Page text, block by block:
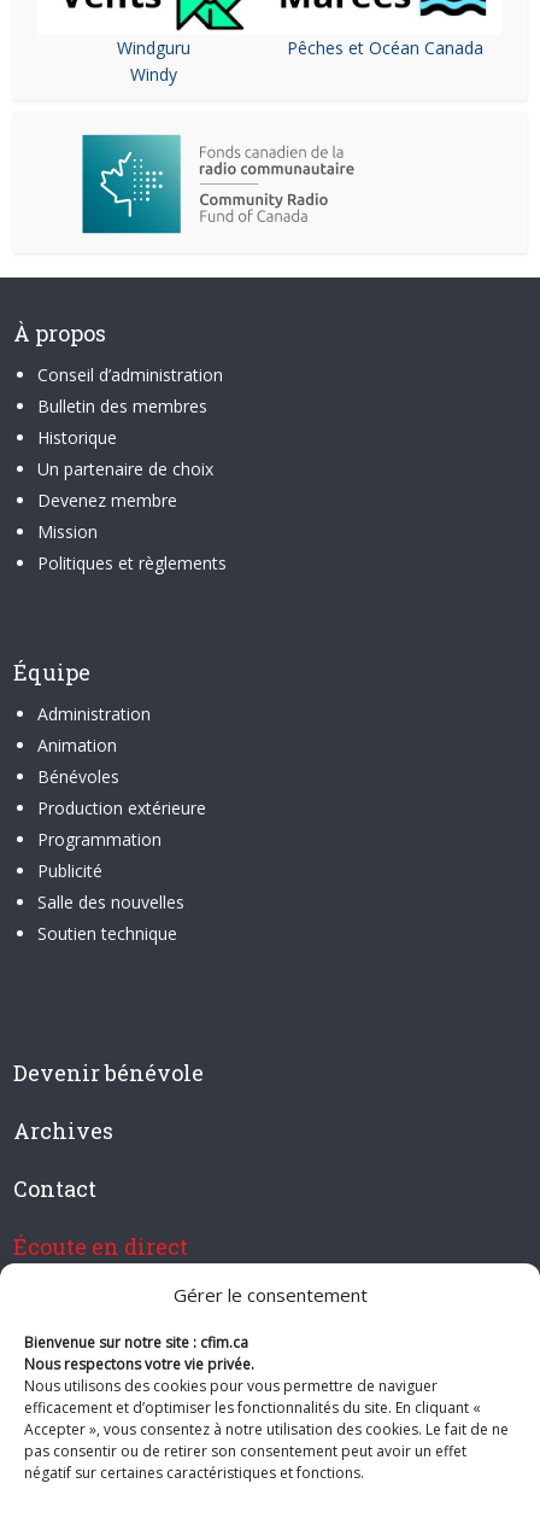
Gérer le consentement
Bienvenue sur notre site : cfim.ca
Nous respectons votre vie privée.
Nous utilisons des cookies pour vous permettre de naviguer
efficacement et d’optimiser les fonctionnalités du site. En cliquant «
Accepter », vous consentez à notre utilisation des cookies. Le fait de ne
pas consentir ou de retirer son consentement peut avoir un effet
négatif sur certaines caractéristiques et fonctions.
Windguru
Windy
Pêches et Océan Canada
À propos
Conseil d’administration
Bulletin des membres
Historique
Un partenaire de choix
Devenez membre
Mission
Politiques et règlements
Équipe
Administration
Animation
Bénévoles
Production extérieure
Programmation
Publicité
Salle des nouvelles
Soutien technique
Devenir bénévole
Archives
Contact
Écoute en direct
Devenir membre de CFIM
Suivez-nous